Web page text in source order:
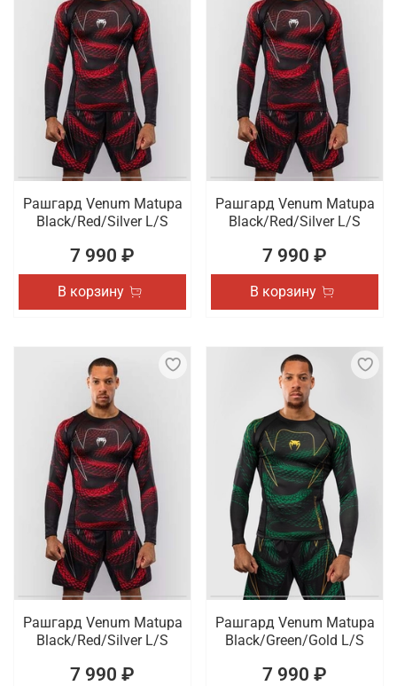
Рашгард Venum Matupa
Black/Red/Silver L/S
7 990 ₽
В корзину
Рашгард Venum Matupa
Black/Red/Silver L/S
7 990 ₽
В корзину
Рашгард Venum Matupa
Black/Red/Silver L/S
7 990 ₽
Рашгард Venum Matupa
Black/Green/Gold L/S
7 990 ₽